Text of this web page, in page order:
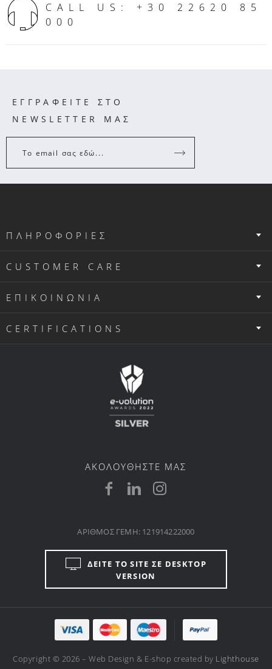
CALL US: +30 22620 85
000
ΕΓΓΡΑΦΕΙΤΕ ΣΤΟ
NEWSLETTER ΜΑΣ
Το email σας εδώ...
ΠΛΗΡΟΦΟΡΙΕΣ
CUSTOMER CARE
ΕΠΙΚΟΙΝΩΝΙΑ
CERTIFICATIONS
ΑΚΟΛΟΥΘΗΣΤΕ ΜΑΣ
ΔΕΙΤΕ ΤΟ SITE ΣΕ DESKTOP
VERSION
ΑΡΙΘΜΟΣ ΓΕΜΗ: 121914222000
Copyright © 2026 – Web Design & E-shop created by Lighthouse